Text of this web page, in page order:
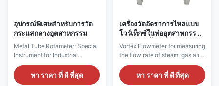
อุปกรณ์พิเศษสําหรับการวัด
กระแสกลางอุตสาหกรรม
Metal Tube Rotameter: Special
Instrument for Industrial
Medium Flow Measurement
This metal tube rotameter
works based on the float lifting
หา ราคา ที่ ดี ที่สุด
เครื่องวัดอัตราการไหลแบบ
โวร์เท็กซ์ในท่ออุตสาหกรรม
สำหรับไอน้ำ ก๊าซ และ
ของเหลว
Vortex Flowmeter for measuring
the flow rate of steam, gas and
liquid media in industrial
pipelines This Vortex
Flowmeter is a dedicated flow
หา ราคา ที่ ดี ที่สุด